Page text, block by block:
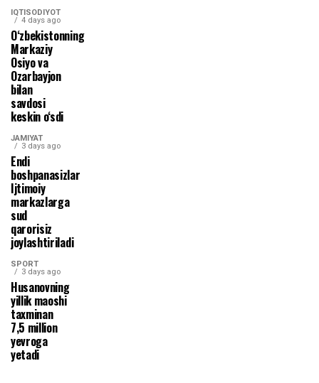
IQTISODIYOT
4 days ago
O‘zbekistonning
Markaziy
Osiyo va
Ozarbayjon
bilan
savdosi
keskin o‘sdi
JAMIYAT
3 days ago
Endi
boshpanasizlar
Ijtimoiy
markazlarga
sud
qarorisiz
joylashtiriladi
SPORT
3 days ago
Husanovning
yillik maoshi
taxminan
7,5 million
yevroga
yetadi